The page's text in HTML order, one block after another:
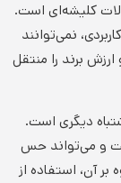
کلیشه‌ای است.
نمی‌توانند
ارزش برند را منتقل
دیگری است.
و می‌تواند حس
آن، استفاده از